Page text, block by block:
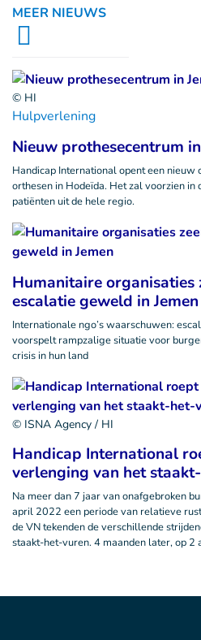
MEER NIEUWS
© HI
Hulpverlening
Nieuw prothesecentrum
Handicap International opent een nieuw
orthesen in Hodeïda. Het zal voorzien
patiënten uit de hele regio.
Humanitaire organisaties
escalatie geweld in Jemen
Internationale ngo’s waarschuwen:
voorspelt rampzalige situatie voor
crisis in hun land
© ISNA Agency / HI
Handicap International
verlenging van het
Na meer dan 7 jaar van onafgebroken
april 2022 een periode van relatieve
de VN tekenden de verschillende
staakt-het-vuren. 4 maanden later, op 2